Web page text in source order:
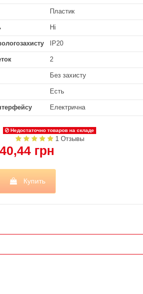
Пластик
Ні
IP20
2
Без захисту
Есть
Електрична
Недостаточно товаров на складе
1 Отзывы
грн
Купить